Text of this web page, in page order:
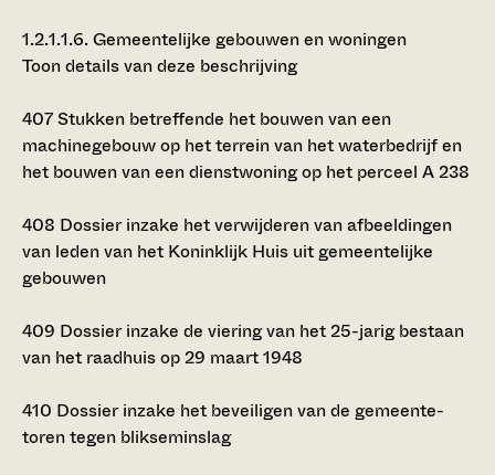
1.2.1.1.6.Gemeentelijke gebouwen en woningen
Toon details van deze beschrijving
407Stukken betreffende het bouwen van een
machinegebouw op het terrein van het waterbedrijf en
het bouwen van een dienstwoning op het perceel A 238
408 Dossier inzake het verwijderen van afbeeldingen
van leden van het Koninklijk Huis uit gemeentelijke
gebouwen
409 Dossier inzake de viering van het 25-jarig bestaan
van het raadhuis op 29 maart 1948
410 Dossier inzake het beveiligen van de gemeente-
toren tegen blikseminslag